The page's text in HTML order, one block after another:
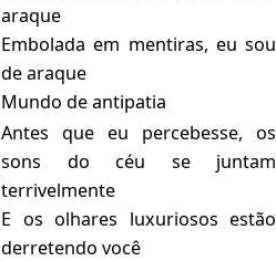
araque
Embolada em mentiras, eu sou
de araque
Mundo de antipatia
Antes que eu percebesse, os
sons do céu se juntam
terrivelmente
E os olhares luxuriosos estão
derretendo você